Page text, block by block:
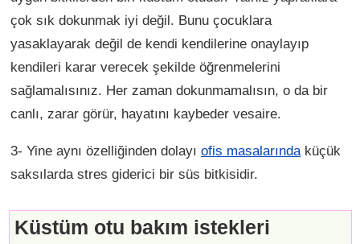
çok sık dokunmak iyi değil. Bunu çocuklara
yasaklayarak değil de kendi kendilerine onaylayıp
kendileri karar verecek şekilde öğrenmelerini
sağlamalısınız. Her zaman dokunmamalısın, o da bir
canlı, zarar görür, hayatını kaybeder vesaire.
3- Yine aynı özelliğinden dolayı ofis masalarındaküçük
saksılarda stres giderici bir süs bitkisidir.
Küstüm otu bakım istekleri